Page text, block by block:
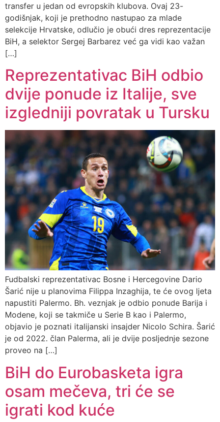
transfer u jedan od evropskih klubova. Ovaj 23-
godišnjak, koji je prethodno nastupao za mlade
selekcije Hrvatske, odlučio je obući dres reprezentacije
BiH, a selektor Sergej Barbarez već ga vidi kao važan
[…]
Reprezentativac BiH odbio
dvije ponude iz Italije, sve
izgledniji povratak u Tursku
Fudbalski reprezentativac Bosne i Hercegovine Dario
Šarić nije u planovima Filippa Inzaghija, te će ovog ljeta
napustiti Palermo. Bh. veznjak je odbio ponude Barija i
Modene, koji se takmiče u Serie B kao i Palermo,
objavio je poznati italijanski insajder Nicolo Schira. Šarić
je od 2022. član Palerma, ali je dvije posljednje sezone
proveo na […]
BiH do Eurobasketa igra
osam mečeva, tri će se
igrati kod kuće